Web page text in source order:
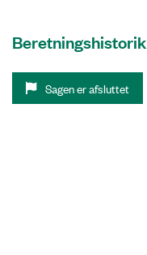
Beretningshistorik
Sagen er afsluttet